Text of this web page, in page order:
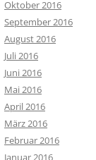
Oktober 2016
September 2016
August 2016
Juli 2016
Juni 2016
Mai 2016
April 2016
März 2016
Februar 2016
Januar 2016